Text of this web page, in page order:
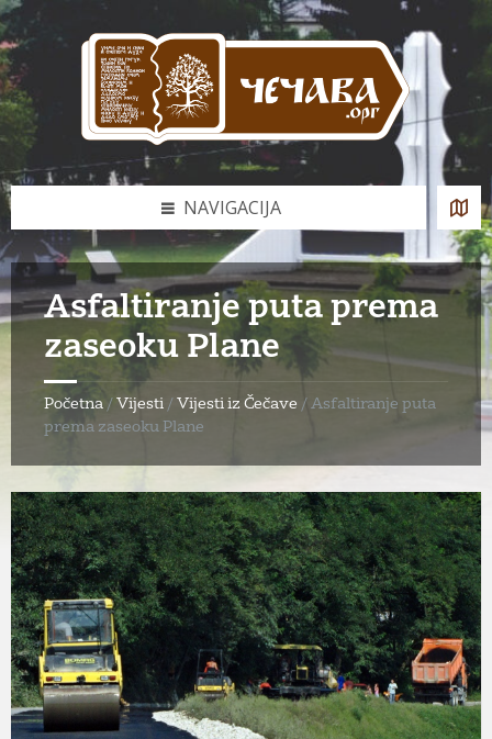
Skip
to
content
Skip
to
left
sidebar
Skip
to
footer
NAVIGACIJA
Asfaltiranje puta prema
zaseoku Plane
Početna / Vijesti / Vijesti iz Čečave / Asfaltiranje puta
prema zaseoku Plane